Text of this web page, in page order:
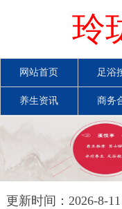
玲
网站首页 足浴
养生资讯 商务
更新时间：2026-8-